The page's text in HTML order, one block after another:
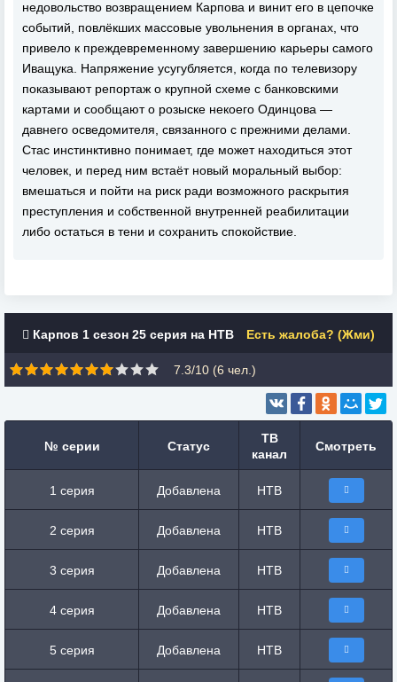
недовольство возвращением Карпова и винит его в цепочке
событий, повлёкших массовые увольнения в органах, что
привело к преждевременному завершению карьеры самого
Иващука. Напряжение усугубляется, когда по телевизору
показывают репортаж о крупной схеме с банковскими
картами и сообщают о розыске некоего Одинцова —
давнего осведомителя, связанного с прежними делами.
Стас инстинктивно понимает, где может находиться этот
человек, и перед ним встаёт новый моральный выбор:
вмешаться и пойти на риск ради возможного раскрытия
преступления и собственной внутренней реабилитации
либо остаться в тени и сохранить спокойствие.
Карпов 1 сезон 25 серия на НТВ Есть жалоба? (Жми)
7.3/10 (6 чел.)
№ серии Статус
ТВ
канал
Смотреть
1 серия Добавлена НТВ
2 серия Добавлена НТВ
3 серия Добавлена НТВ
4 серия Добавлена НТВ
5 серия Добавлена НТВ